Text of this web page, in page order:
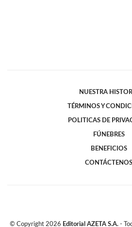
NUESTRA
TÉRMINOS Y
POLITICAS DE
FÚNEBRES
BENEFICIOS
CONTÁCTENOS
© Copyright 2026 Editorial AZETA S.A. -